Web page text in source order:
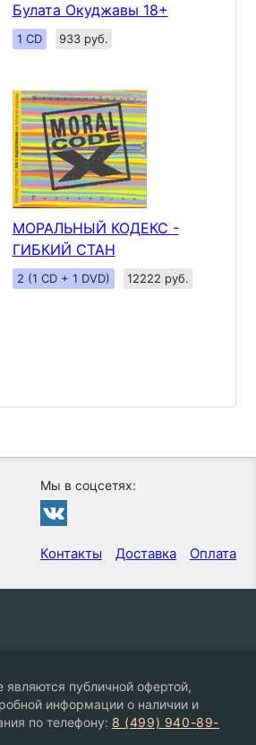
Булата Окуджавы 18+
1 CD 933 руб.
МОРАЛЬНЫЙ КОДЕКС -
ГИБКИЙ СТАН
2 (1 CD + 1 DVD) 12222 руб.
Мы в соцсетях:
Контакты Доставка Оплата
публичной офертой,
информации о наличии и
по телефону: 8 (499) 940-89-